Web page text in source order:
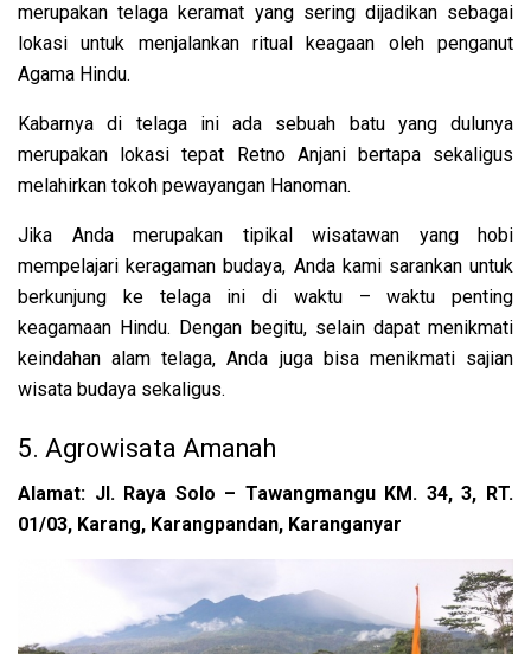
merupakan telaga keramat yang sering dijadikan sebagai
lokasi untuk menjalankan ritual keagaan oleh penganut
Agama Hindu.
Kabarnya di telaga ini ada sebuah batu yang dulunya
merupakan lokasi tepat Retno Anjani bertapa sekaligus
melahirkan tokoh pewayangan Hanoman.
Jika Anda merupakan tipikal wisatawan yang hobi
mempelajari keragaman budaya, Anda kami sarankan untuk
berkunjung ke telaga ini di waktu – waktu penting
keagamaan Hindu. Dengan begitu, selain dapat menikmati
keindahan alam telaga, Anda juga bisa menikmati sajian
wisata budaya sekaligus.
5. Agrowisata Amanah
Alamat: Jl. Raya Solo – Tawangmangu KM. 34, 3, RT.
01/03, Karang, Karangpandan, Karanganyar